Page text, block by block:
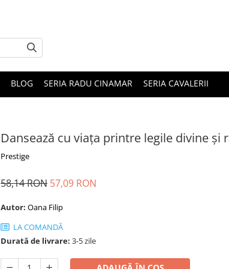
BLOG SERIA RADU CINAMAR SERIA CAVALERII
Dansează cu viața printre legile divine și
Prestige
58,14 RON 57,09 RON
Autor: Oana Filip
LA COMANDĂ
Durată de livrare: 3-5 zile